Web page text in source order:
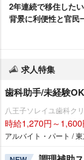
2年連続で移住した
背景に利便性と官民
求人特集
歯科助手/未経験
八王子ソレイユ歯科ク
時給1,270円～1,600
アルバイト・パート /